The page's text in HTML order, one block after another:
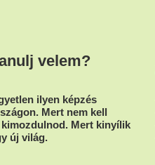
velem?
ilyen képzés
Mert nem kell
Mert kinyílik
új világ.